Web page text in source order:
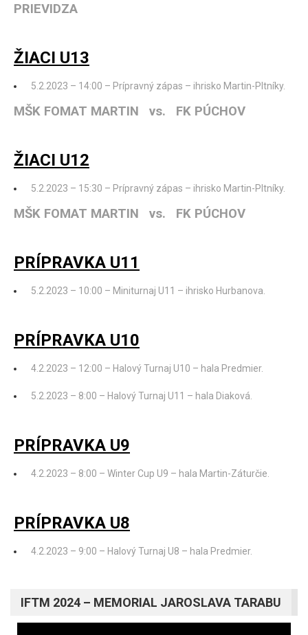
PRIEVIDZA
ŽIACI U13
5.2.2023 – 14:00 – Prípravný zápas – ihrisko Martin-Pltníky.
MŠK FOMAT MARTIN vs. FK PÚCHOV
ŽIACI U12
5.2.2023 – 15:30 – Prípravný zápas – ihrisko Martin-Pltníky.
MŠK FOMAT MARTIN vs. FK PÚCHOV
PRÍPRAVKA U11
5.2.2023 – 10:00 – Miniturnaj U11 – ihrisko Hurbanova.
PRÍPRAVKA U10
4.2.2023 – 12:00 – Halový Turnaj U10 – hala Predmier.
5.2.2023 – 8:00 – Halový Turnaj U11 – hala Diaková.
PRÍPRAVKA U9
4.2.2023 – 8:00 – Winter Cup U9 – hala Martin-Záturčie.
PRÍPRAVKA U8
4.2.2023 – 9:00 – Halový Turnaj U8 – hala Predmier.
IFTM 2024 – MEMORIAL JAROSLAVA TARABU